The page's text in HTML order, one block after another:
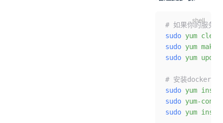
# 如果你的服务
sudo yum clean
sudo yum
sudo yum
# 安装docker(系
sudo yum
sudo yum-
sudo yum